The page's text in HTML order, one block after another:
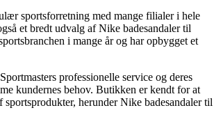
sportsforretning med mange filialer i hele
et bredt udvalg af Nike badesandaler til
i mange år og har opbygget et
professionelle service og deres
kundernes behov. Butikken er kendt for at
sportsprodukter, herunder Nike badesandaler til